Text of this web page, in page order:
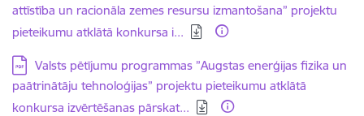
attīstība un racionāla zemes resursu izmantošana” projektu
pieteikumu atklātā konkursa i...
Lejupielādēt:
Valsts pētījumu programmas ”Augstas enerģijas fizika un
paātrinātāju tehnoloģijas” projektu pieteikumu atklātā
konkursa izvērtēšanas pārskat...